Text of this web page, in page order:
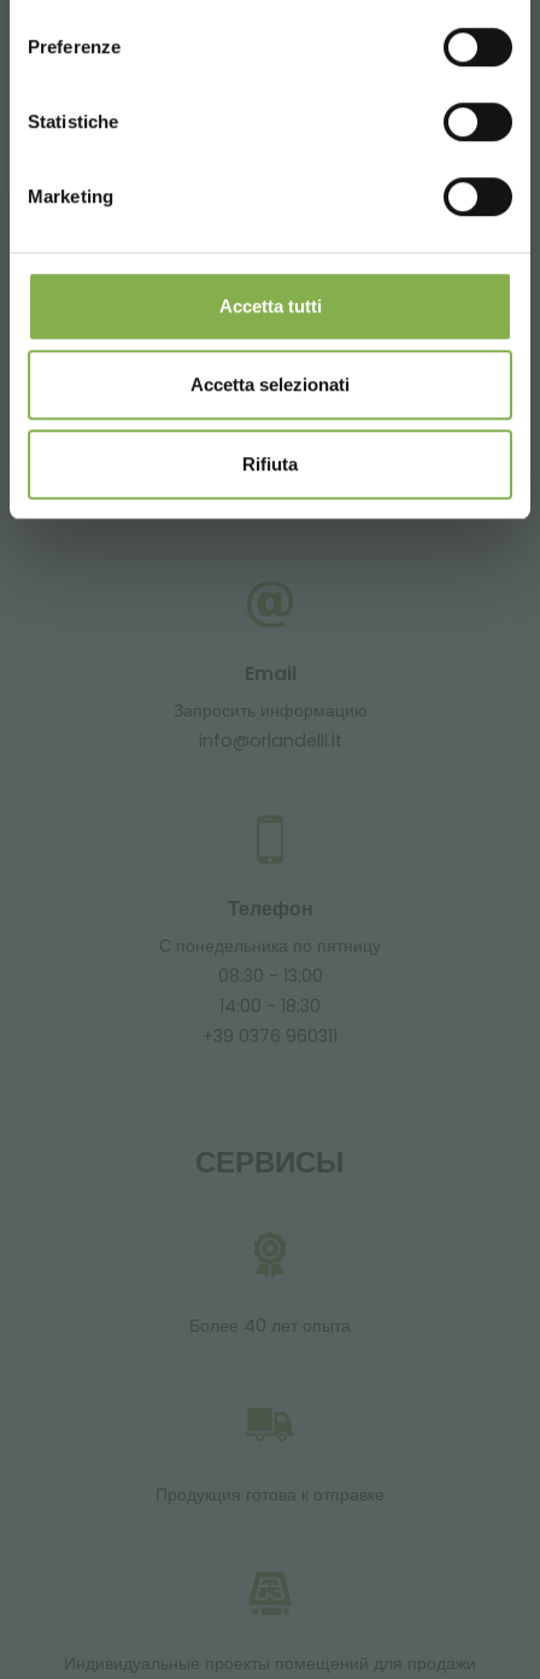
Preferenze
Statistiche
Marketing
Accetta tutti
Accetta selezionati
Rifiuta
ГЛАВНАЯ
Whatsapp
Запросить информацию
+39 3457719939
Email
Запросить информацию
info@orlandelli.it
Телефон
С понедельника по пятницу
08:30 - 13:00
14:00 - 18:30
+39 0376 960311
СЕРВИСЫ
Более 40 лет опыта
Продукция готова к отправке
Индивидуальные проекты помещений для продажи
скачать технический